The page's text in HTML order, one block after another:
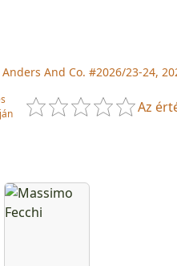
Anders And Co. #2026/23-24,
Az